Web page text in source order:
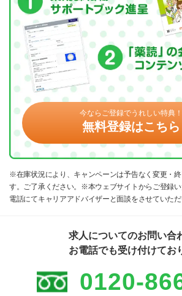
今ならご登録でうれしい特典！
無料登録はこちら
※在庫状況により、キャンペーンは予告なく変更・
す。ご了承ください。※本ウェブサイトからご登録
電話にてキャリアアドバイザーと面談をさせていただ
求人についてのお問い合
お電話でも受け付けてお
0120-